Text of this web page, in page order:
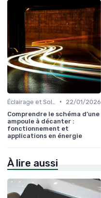
•
22/01/2026
Comprendre le schéma d’une
ampoule à décanter :
fonctionnement et
applications en énergie
À lire aussi